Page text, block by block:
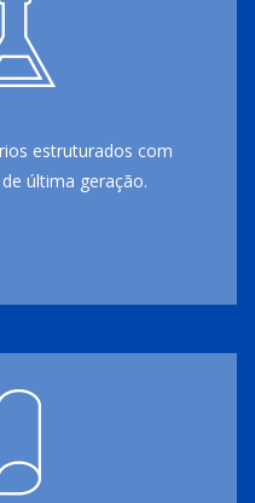
estruturados com
última geração.